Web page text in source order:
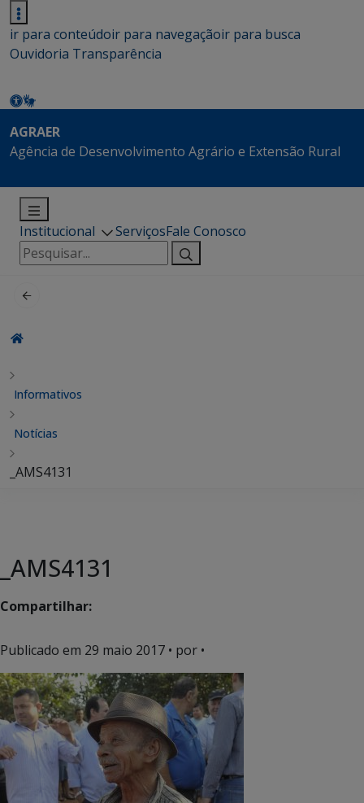
ir para conteúdoir para navegaçãoir para busca
Ouvidoria Transparência
AGRAER
Agência de Desenvolvimento Agrário e Extensão Rural
Institucional ServiçosFale Conosco
Pesquisar
por:
Informativos
Notícias
_AMS4131
_AMS4131
Compartilhar:
Publicado em 29 maio 2017 • por •